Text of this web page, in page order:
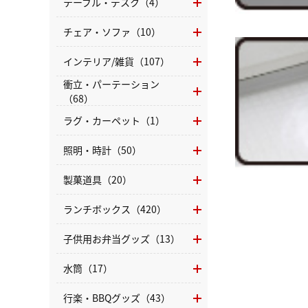
チェア・ソファ（10）
インテリア/雑貨（107）
衝立・パーテーション
（68）
ラグ・カーペット（1）
照明・時計（50）
製菓道具（20）
ランチボックス（420）
子供用お弁当グッズ（13）
水筒（17）
行楽・BBQグッズ（43）